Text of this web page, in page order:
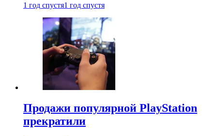
1 год спустя1 год спустя
Продажи популярной PlayStation
прекратили